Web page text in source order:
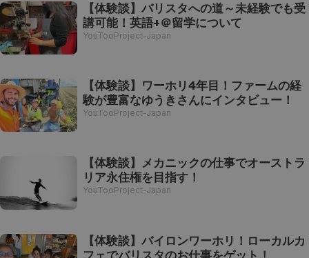
【体験談】バリスタへの道～未経験でも受
講可能！英語+＠留学について
YouTooProject-Japan
【体験談】ワーホリ4年目！ファームの経
験が豊富なゆうきさんにインタビュー！
YouTooProject-Japan
【体験談】メカニックの仕事でオーストラ
リア永住権を目指す！
YouTooProject-Japan
【体験談】バイロンワーホリ！ローカルカ
フェでバリスタのお仕事をゲット！